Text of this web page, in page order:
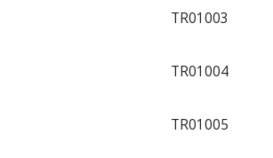
TR01003
TR01004
TR01005